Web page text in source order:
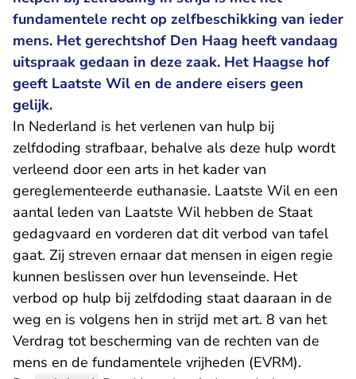
fundamentele recht op zelfbeschikking van ieder
mens. Het gerechtshof Den Haag heeft vandaag
uitspraak gedaan in deze zaak. Het Haagse hof
geeft Laatste Wil en de andere eisers geen
gelijk.
In Nederland is het verlenen van hulp bij
zelfdoding strafbaar, behalve als deze hulp wordt
verleend door een arts in het kader van
gereglementeerde euthanasie. Laatste Wil en een
aantal leden van Laatste Wil hebben de Staat
gedagvaard en vorderen dat dit verbod van tafel
gaat. Zij streven ernaar dat mensen in eigen regie
kunnen beslissen over hun levenseinde. Het
verbod op hulp bij zelfdoding staat daaraan in de
weg en is volgens hen in strijd met art. 8 van het
Verdrag tot bescherming van de rechten van de
mens en de fundamentele vrijheden (EVRM).